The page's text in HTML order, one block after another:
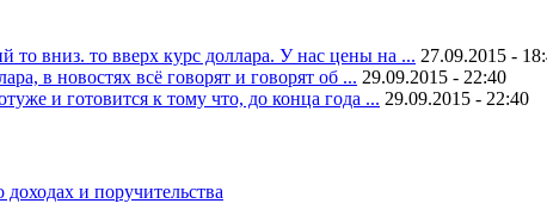
вниз. то вверх курс доллара. У нас цены на ... 27.09.2015 -
в новостях всё говорят и говорят об ... 29.09.2015 - 22:40
и готовится к тому что, до конца года ... 29.09.2015 - 22:40
и поручительства